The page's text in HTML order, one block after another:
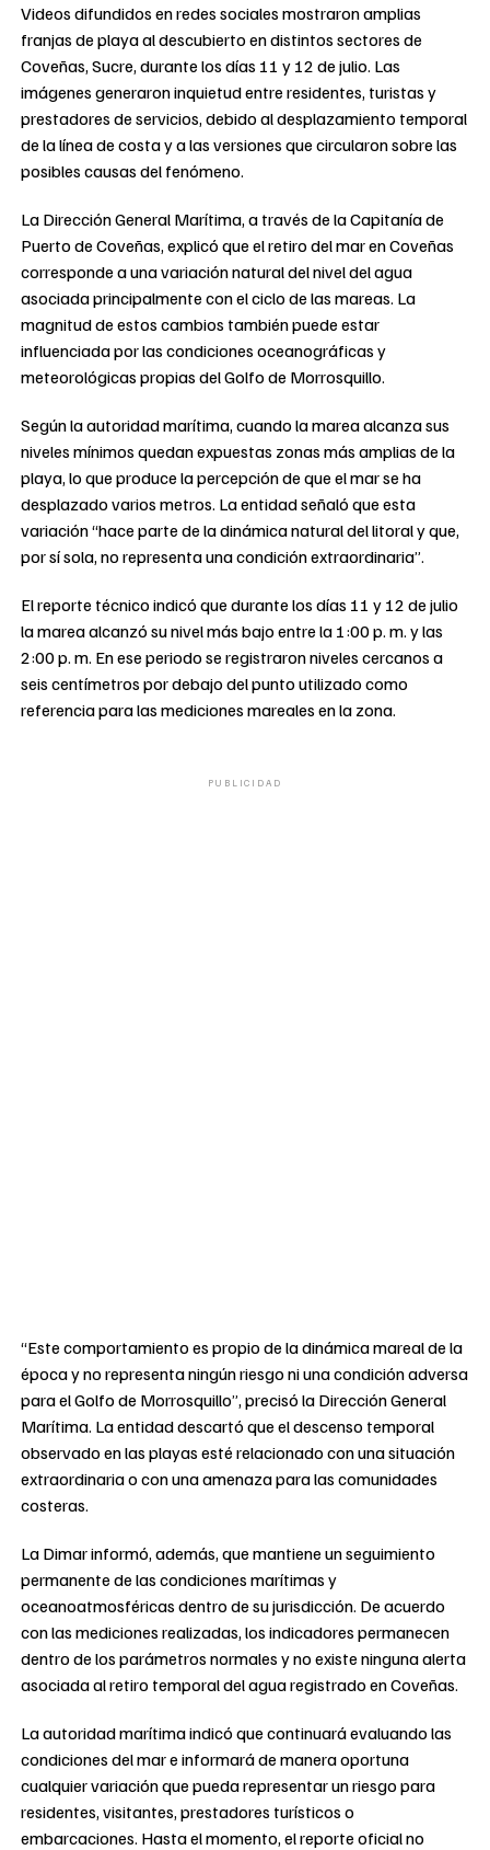
Videos difundidos en redes sociales mostraron amplias
franjas de playa al descubierto en distintos sectores de
Coveñas, Sucre, durante los días 11 y 12 de julio. Las
imágenes generaron inquietud entre residentes, turistas y
prestadores de servicios, debido al desplazamiento temporal
de la línea de costa y a las versiones que circularon sobre las
posibles causas del fenómeno.
La Dirección General Marítima, a través de la Capitanía de
Puerto de Coveñas, explicó que el retiro del mar en Coveñas
corresponde a una variación natural del nivel del agua
asociada principalmente con el ciclo de las mareas. La
magnitud de estos cambios también puede estar
influenciada por las condiciones oceanográficas y
meteorológicas propias del Golfo de Morrosquillo.
Según la autoridad marítima, cuando la marea alcanza sus
niveles mínimos quedan expuestas zonas más amplias de la
playa, lo que produce la percepción de que el mar se ha
desplazado varios metros. La entidad señaló que esta
variación “hace parte de la dinámica natural del litoral y que,
por sí sola, no representa una condición extraordinaria”.
El reporte técnico indicó que durante los días 11 y 12 de julio
la marea alcanzó su nivel más bajo entre la 1:00 p. m. y las
2:00 p. m. En ese periodo se registraron niveles cercanos a
seis centímetros por debajo del punto utilizado como
referencia para las mediciones mareales en la zona.
PUBLICIDAD
“Este comportamiento es propio de la dinámica mareal de la
época y no representa ningún riesgo ni una condición adversa
para el Golfo de Morrosquillo”, precisó la Dirección General
Marítima. La entidad descartó que el descenso temporal
observado en las playas esté relacionado con una situación
extraordinaria o con una amenaza para las comunidades
costeras.
La Dimar informó, además, que mantiene un seguimiento
permanente de las condiciones marítimas y
oceanoatmosféricas dentro de su jurisdicción. De acuerdo
con las mediciones realizadas, los indicadores permanecen
dentro de los parámetros normales y no existe ninguna alerta
asociada al retiro temporal del agua registrado en Coveñas.
La autoridad marítima indicó que continuará evaluando las
condiciones del mar e informará de manera oportuna
cualquier variación que pueda representar un riesgo para
residentes, visitantes, prestadores turísticos o
embarcaciones. Hasta el momento, el reporte oficial no